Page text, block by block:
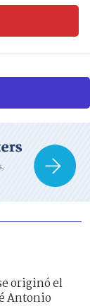
originó el
Antonio